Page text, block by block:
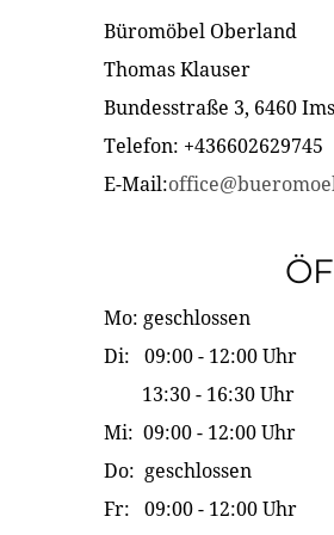
Büromöbel Oberland
Thomas Klauser
Bundesstraße 3, 6460
Telefon: +436602629745
E-Mail:
Mo: geschlossen
Di: 09:00 - 12:00 Uhr
13:30 - 16:30 Uhr
Mi: 09:00 - 12:00 Uhr
Do: geschlossen
Fr: 09:00 - 12:00 Uhr